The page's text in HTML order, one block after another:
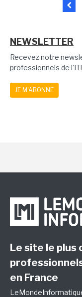
NEWSLETTER
Recevez notre
professionnels de l'IT!
JE M'ABONNE
Le site le plus
en France